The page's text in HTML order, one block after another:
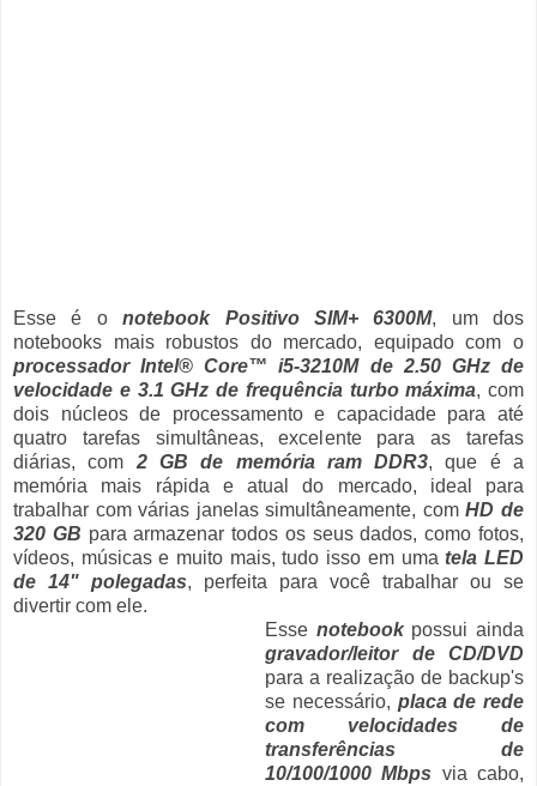
Esse é onotebook Positivo SIM+ 6300M, um dos
notebooks mais robustos do mercado, equipado com o
processador Intel® Core™ i5-3210M de 2.50 GHz de
velocidade e 3.1 GHz de frequência turbo máxima, com
dois núcleos de processamento e capacidade para até
quatro tarefas simultâneas, excelente para as tarefas
diárias, com2 GB de memória ram DDR3, que é a
memória mais rápida e atual do mercado, ideal para
trabalhar com várias janelas simultâneamente, comHD de
320 GB para armazenar todos os seus dados, como fotos,
vídeos, músicas e muito mais, tudo isso em umatela LED
de 14" polegadas, perfeita para você trabalhar ou se
divertir com ele.
Esse notebookpossui ainda
gravador/leitor de CD/DVD
para a realização de backup's
se necessário, placa de rede
com velocidades de
transferências de
10/100/1000 Mbps via cabo,